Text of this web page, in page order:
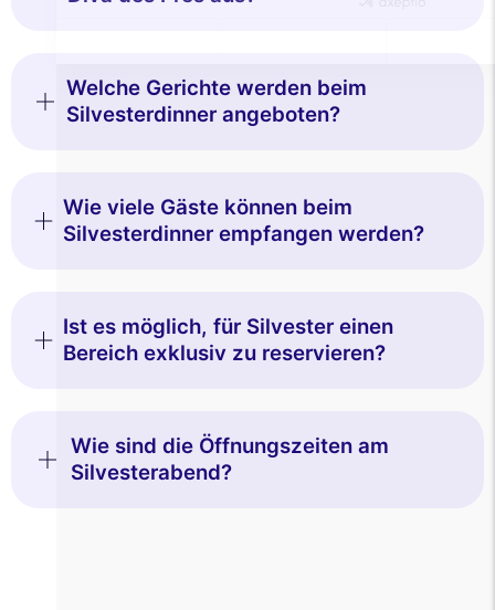
Welche Gerichte werden beim
Silvesterdinner angeboten?
Wie viele Gäste können beim
Silvesterdinner empfangen werden?
Ist es möglich, für Silvester einen
Bereich exklusiv zu reservieren?
Wie sind die Öffnungszeiten am
Silvesterabend?